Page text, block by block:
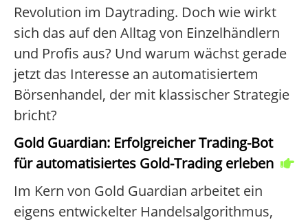
Revolution im Daytrading. Doch wie wirkt
sich das auf den Alltag von Einzelhändlern
und Profis aus? Und warum wächst gerade
jetzt das Interesse an automatisiertem
Börsenhandel, der mit klassischer Strategie
bricht?
Gold Guardian: Erfolgreicher Trading-Bot
für automatisiertes Gold-Trading erleben
Im Kern von Gold Guardian arbeitet ein
eigens entwickelter Handelsalgorithmus,